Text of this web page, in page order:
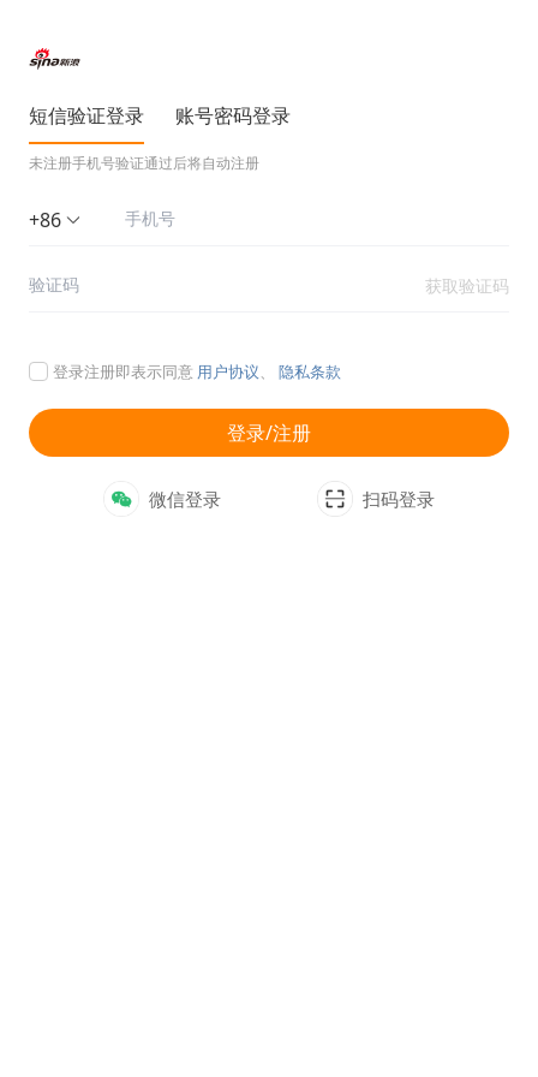
短信验证登录
未注册手机号验证通过后将自动注册
账号密码登录
+86
获取验证码
登录注册即表示同意 用户协议、 隐私条款
登录/注册
微信登录 扫码登录